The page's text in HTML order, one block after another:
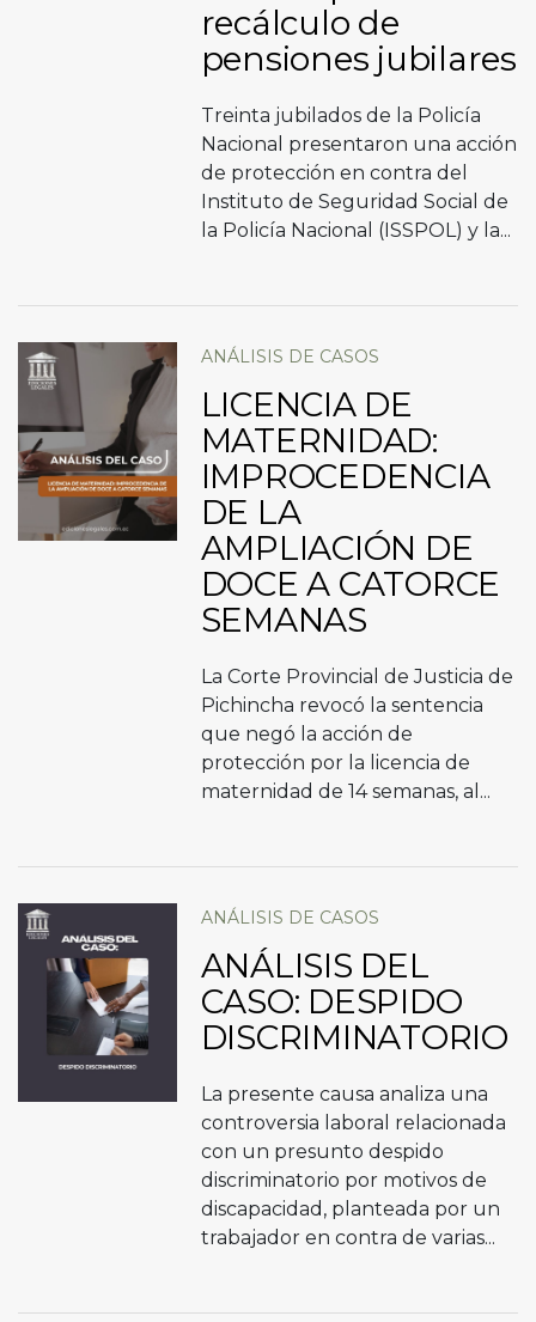
recálculo de
pensiones jubilares
Treinta jubilados de la Policía
Nacional presentaron una acción
de protección en contra del
Instituto de Seguridad Social de
la Policía Nacional (ISSPOL) y la...
ANÁLISIS DE CASOS
LICENCIA DE
MATERNIDAD:
IMPROCEDENCIA
DE LA
AMPLIACIÓN DE
DOCE A CATORCE
SEMANAS
La Corte Provincial de Justicia de
Pichincha revocó la sentencia
que negó la acción de
protección por la licencia de
maternidad de 14 semanas, al...
ANÁLISIS DE CASOS
ANÁLISIS DEL
CASO: DESPIDO
DISCRIMINATORIO
La presente causa analiza una
controversia laboral relacionada
con un presunto despido
discriminatorio por motivos de
discapacidad, planteada por un
trabajador en contra de varias...